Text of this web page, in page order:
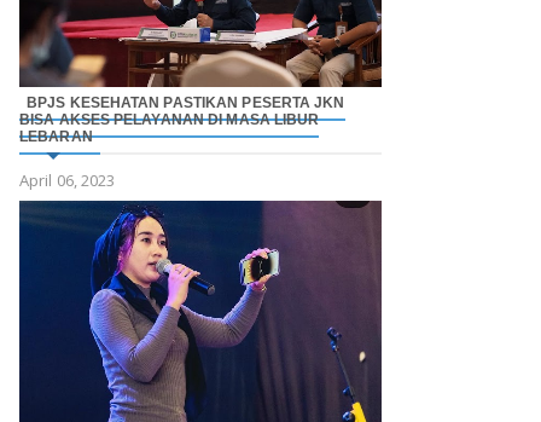
BPJS KESEHATAN PASTIKAN PESERTA JKN
BISA AKSES PELAYANAN DI MASA LIBUR
LEBARAN
April 06, 2023